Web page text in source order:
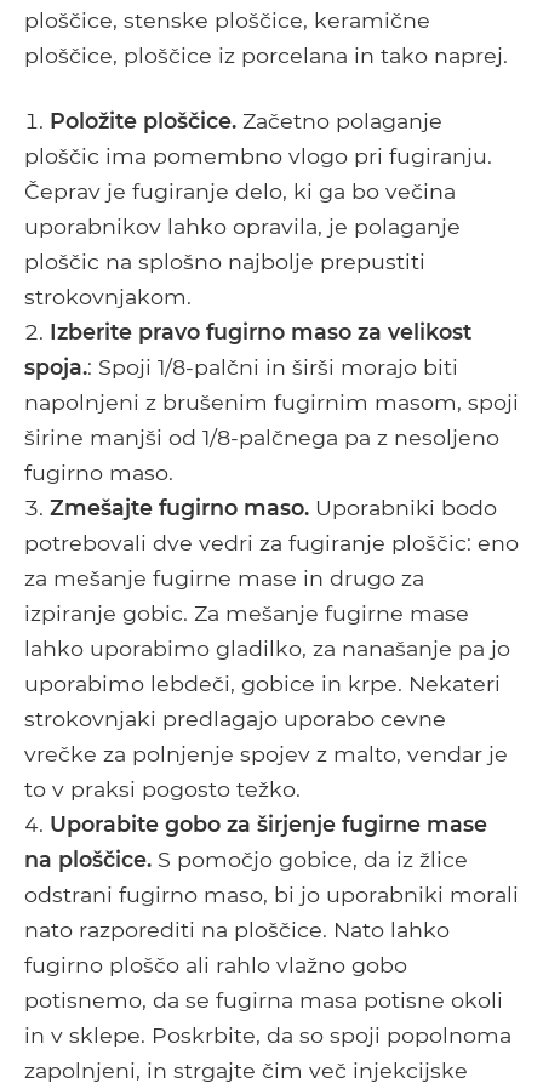
ploščice, stenske ploščice, keramične
ploščice, ploščice iz porcelana in tako naprej.
Položite ploščice. Začetno polaganje
ploščic ima pomembno vlogo pri fugiranju.
Čeprav je fugiranje delo, ki ga bo večina
uporabnikov lahko opravila, je polaganje
ploščic na splošno najbolje prepustiti
strokovnjakom.
Izberite pravo fugirno maso za velikost
spoja.: Spoji 1/8-palčni in širši morajo biti
napolnjeni z brušenim fugirnim masom, spoji
širine manjši od 1/8-palčnega pa z nesoljeno
fugirno maso.
Zmešajte fugirno maso. Uporabniki bodo
potrebovali dve vedri za fugiranje ploščic: eno
za mešanje fugirne mase in drugo za
izpiranje gobic. Za mešanje fugirne mase
lahko uporabimo gladilko, za nanašanje pa jo
uporabimo lebdeči, gobice in krpe. Nekateri
strokovnjaki predlagajo uporabo cevne
vrečke za polnjenje spojev z malto, vendar je
to v praksi pogosto težko.
Uporabite gobo za širjenje fugirne mase
na ploščice. S pomočjo gobice, da iz žlice
odstrani fugirno maso, bi jo uporabniki morali
nato razporediti na ploščice. Nato lahko
fugirno ploščo ali rahlo vlažno gobo
potisnemo, da se fugirna masa potisne okoli
in v sklepe. Poskrbite, da so spoji popolnoma
zapolnjeni, in strgajte čim več injekcijske